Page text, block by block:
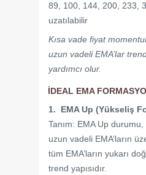
89, 100, 144, 200, 233,
uzatılabilir
Kısa vade fiyat
uzun vadeli EMA’lar
yardımcı olur.
İDEAL EMA
1. EMA Up (Yükseliş
Tanım: EMA Up durumu,
uzun vadeli EMA’ların
tüm EMA’ların yukarı
trend yapısıdır.